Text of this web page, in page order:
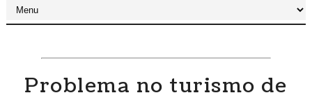
Problema no turismo de